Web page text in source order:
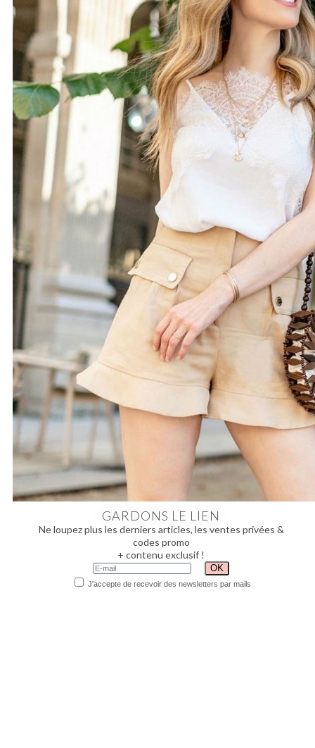
GARDONS LE LIEN
Ne loupez plus les derniers articles, les ventes privées &
codes promo
+ contenu exclusif !
J'accepte de recevoir des newsletters par mails